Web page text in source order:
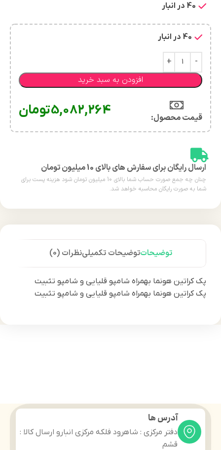
40 در انبار
40 در انبار
افزودن به سبد خرید
قیمت محصول:​ 5,082,264تومان
ارسال رایگان برای سفارش های بالای 10 میلیون تومان
چنان چه جمع صورت حساب شما بالای 10 میلیون تومان شود هزینه پست برای
شما به صورت رایگان محاسبه خواهد شد.
توضیحاتتوضیحات تکمیلینظرات (0)
پک کراتین هونما بهمراه شامپو قلیایی و شامپو تثبیت
پک کراتین هونما بهمراه شامپو قلیایی و شامپو تثبیت
آدرس ها
دفتر مرکزی : شاهرود فلکه مرکزی انبارو ارسال کالا :
قشم